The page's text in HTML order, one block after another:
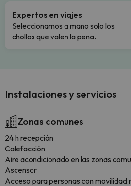
Expertos en viajes
Seleccionamos a mano solo los
chollos que valen la pena.
Instalaciones y servicios
Zonas comunes
24 h recepción
Calefacción
Aire acondicionado en las zonas
Ascensor
Acceso para personas con movilidad